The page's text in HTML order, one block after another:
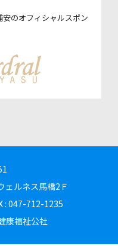
のオフィシャルスポン
ェルネス馬橋2Ｆ
: 047-712-1235
康福祉公社